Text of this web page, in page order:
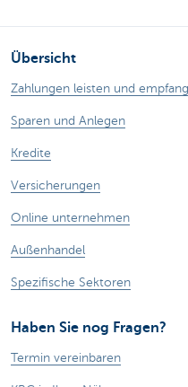
Übersicht
Zahlungen leisten und
Sparen und Anlegen
Kredite
Versicherungen
Online unternehmen
Außenhandel
Spezifische Sektoren
Haben Sie nog Fragen?
Termin vereinbaren